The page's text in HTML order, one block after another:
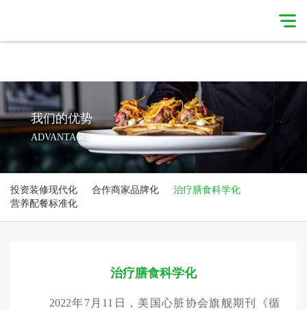
星空体育·（中国）官方网站
官方网站-
XINGKONG
SPORTS
集团简介
我们的服务 我们的优势
新闻简讯 合作伙伴
我们的优势
ADVANTAGE
投资装修现代化 合作商家品牌化
治疗膳食科学化
营养配餐标准化
治疗膳食科学化
2022年7月11日，美国心脏协会旗舰期刊《循